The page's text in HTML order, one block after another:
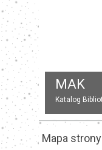
online
Mapa strony